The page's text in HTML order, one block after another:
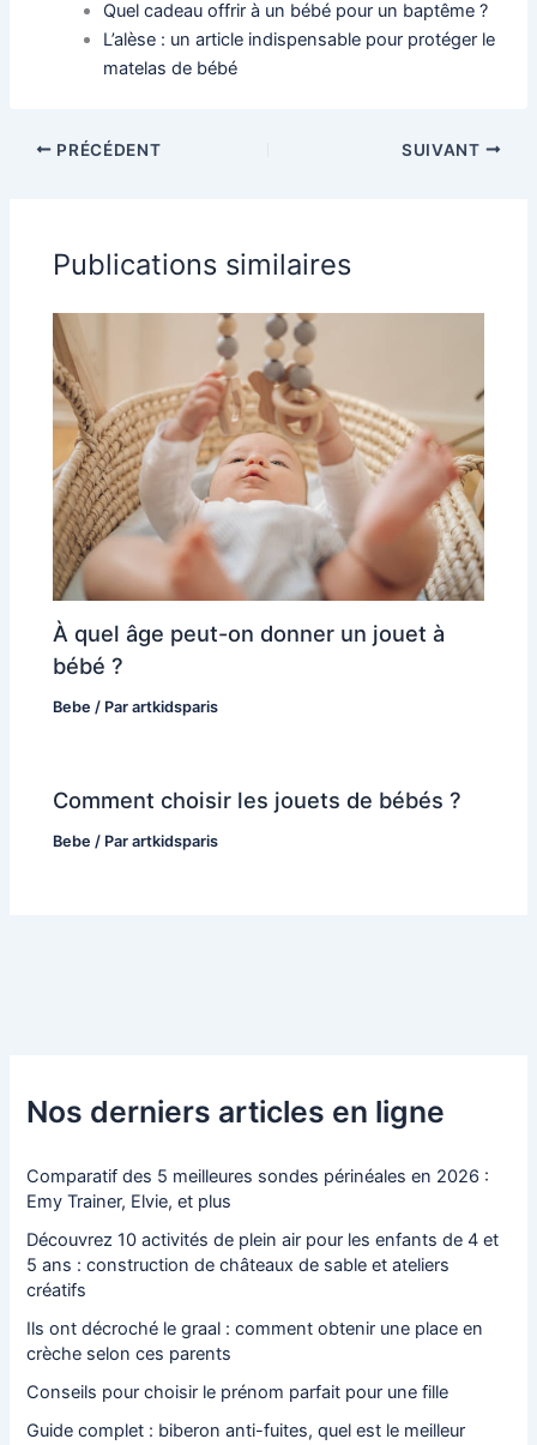
Quel cadeau offrir à un bébé pour un baptême ?
L’alèse : un article indispensable pour protéger le
matelas de bébé
PRÉCÉDENT SUIVANT
Publications similaires
À quel âge peut-on donner un jouet à
bébé ?
Bebe / Parartkidsparis
Comment choisir les jouets de bébés ?
Bebe / Parartkidsparis
Nos derniers articles en ligne
Comparatif des 5 meilleures sondes périnéales en 2026 :
Emy Trainer, Elvie, et plus
Découvrez 10 activités de plein air pour les enfants de 4 et
5 ans : construction de châteaux de sable et ateliers
créatifs
Ils ont décroché le graal : comment obtenir une place en
crèche selon ces parents
Conseils pour choisir le prénom parfait pour une fille
Guide complet : biberon anti-fuites, quel est le meilleur